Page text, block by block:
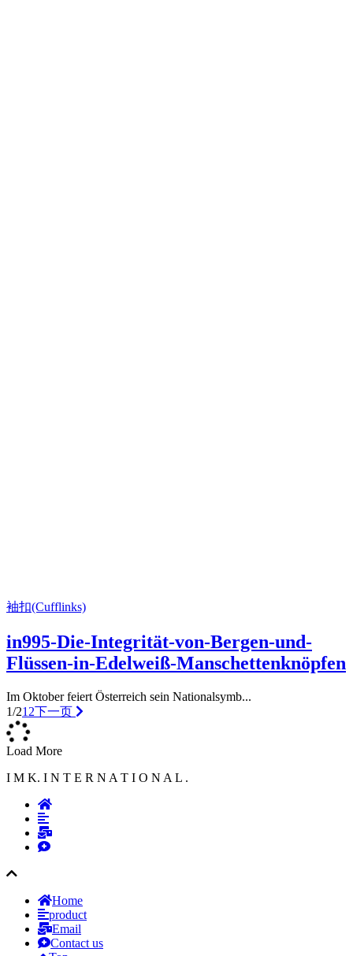
袖扣(Cufflinks)
in995-Die-Integrität-von-Bergen-und-
Flüssen-in-Edelweiß-Manschettenknöpfen
Im Oktober feiert Österreich sein Nationalsymb...
1/21 2下一页
Load More
I M K. I N T E R N A T I O N A L .
Home
product
Email
Contact us